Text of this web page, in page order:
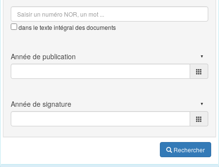
dans le texte intégral des documents
Rechercher